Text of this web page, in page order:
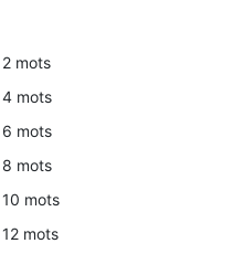
2 mots
4 mots
6 mots
8 mots
10 mots
12 mots